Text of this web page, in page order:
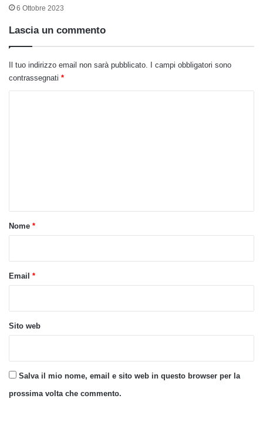
6 Ottobre 2023
Lascia un commento
Il tuo indirizzo email non sarà pubblicato.
I campi obbligatori sono
contrassegnati *
oNome *
Email *
Sito web
Salva il mio nome, email e sito web in questo browser per la
prossima volta che commento.